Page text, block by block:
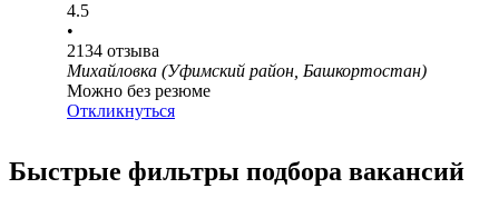
4.5
•
2134 отзыва
Михайловка (Уфимский район, Башкортостан)
Можно без резюме
Откликнуться
Быстрые фильтры подбора вакансий